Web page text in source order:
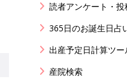
読者アンケート・
365日のお誕生日占
出産予定日計算ツー
産院検索